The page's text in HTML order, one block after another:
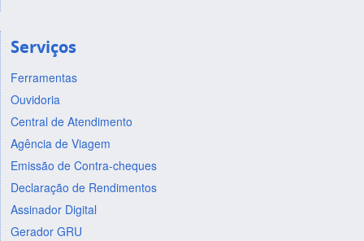
Serviços
Ferramentas
Ouvidoria
Central de Atendimento
Agência de Viagem
Emissão de Contra-cheques
Declaração de Rendimentos
Assinador Digital
Gerador GRU